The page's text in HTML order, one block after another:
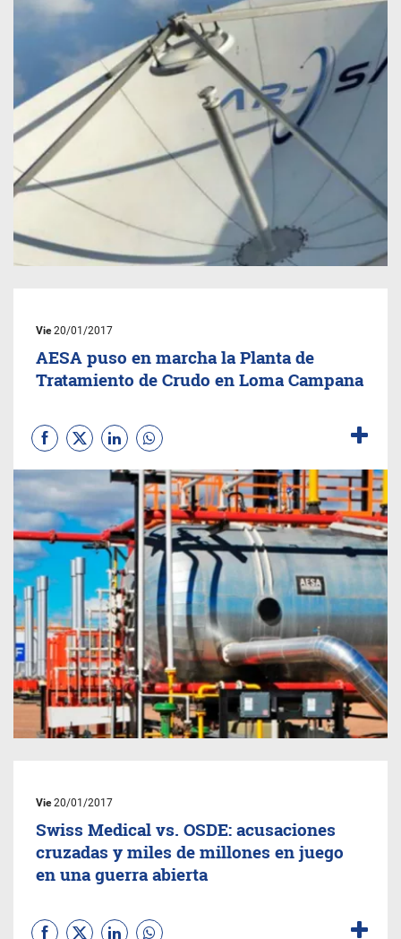
Vie20/01/2017
AESA puso en marcha la Planta de
Tratamiento de Crudo en Loma Campana
Vie20/01/2017
Swiss Medical vs. OSDE: acusaciones
cruzadas y miles de millones en juego
en una guerra abierta